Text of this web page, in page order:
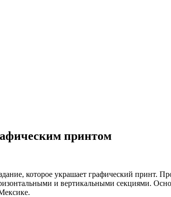
принтом
которое украшает графический принт.
и вертикальными секциями.